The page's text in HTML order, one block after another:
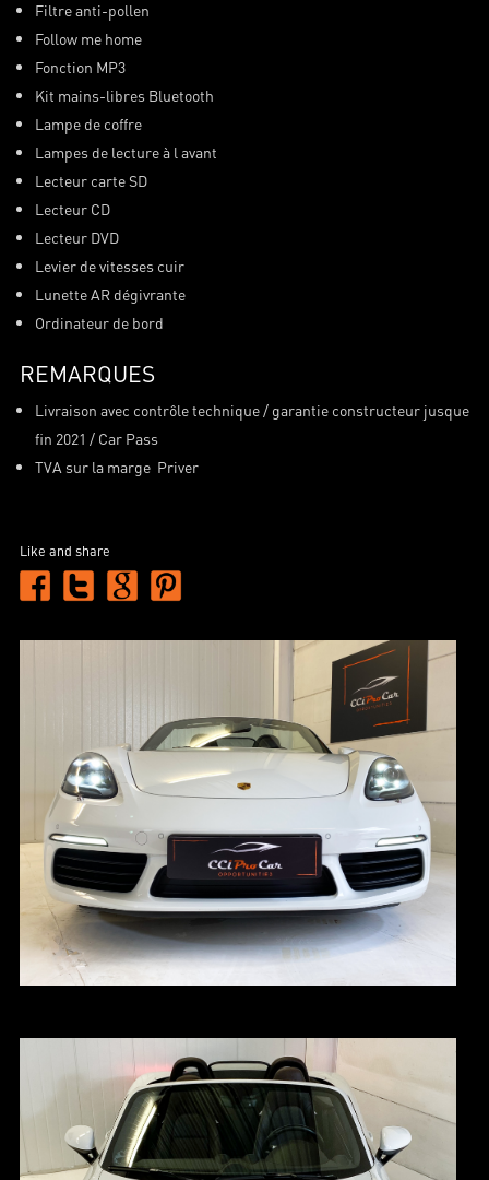
Filtre anti-pollen
Follow me home
Fonction MP3
Kit mains-libres Bluetooth
Lampe de coffre
Lampes de lecture à l avant
Lecteur carte SD
Lecteur CD
Lecteur DVD
Levier de vitesses cuir
Lunette AR dégivrante
Ordinateur de bord
REMARQUES
Livraison avec contrôle technique / garantie constructeur jusque
fin 2021 / Car Pass
TVA sur la marge Priver
Like and share